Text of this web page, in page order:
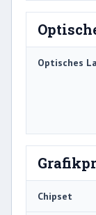
Optisches
Chipset